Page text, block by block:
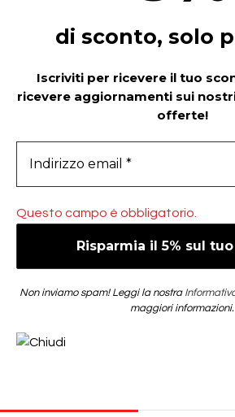
di sconto, solo
Iscriviti per ricevere il tuo
ricevere aggiornamenti sui
offerte!
Questo campo è obbligatorio.
Non inviamo spam! Leggi la nostra
maggiori informazioni.